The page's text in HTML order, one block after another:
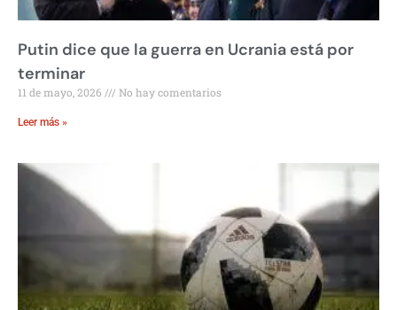
Putin dice que la guerra en Ucrania está por
terminar
11 de mayo, 2026 No hay comentarios
Leer más »